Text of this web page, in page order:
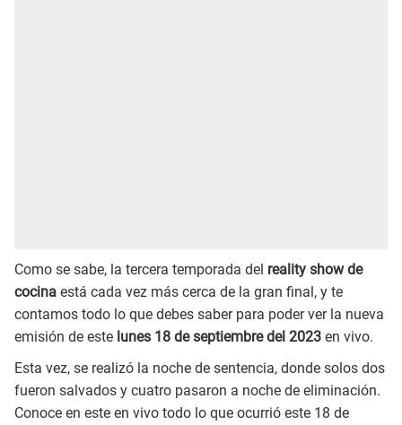
Como se sabe, la tercera temporada del reality show de
cocina está cada vez más cerca de la gran final, y te
contamos todo lo que debes saber para poder ver la nueva
emisión de este lunes 18 de septiembre del 2023 en vivo.
Esta vez, se realizó la noche de sentencia, donde solos dos
fueron salvados y cuatro pasaron a noche de eliminación.
Conoce en este en vivo todo lo que ocurrió este 18 de